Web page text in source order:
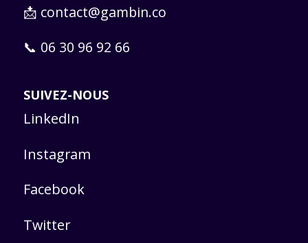
📩 contact@gambin.co
📞 06 30 96 92 66
SUIVEZ-NOUS
LinkedIn
Instagram
Facebook
Twitter